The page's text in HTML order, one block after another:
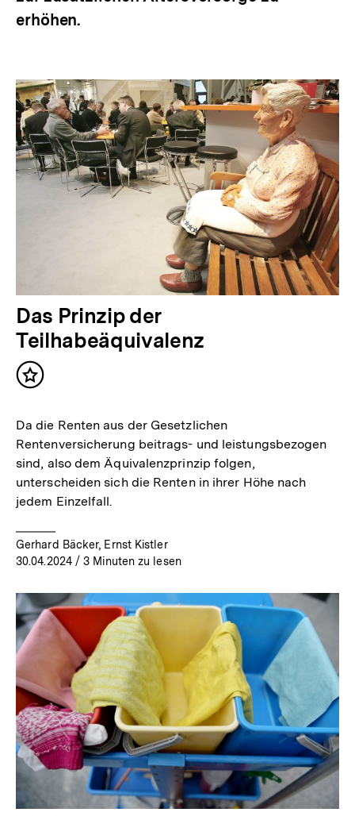
erhöhen.
Das Prinzip der
Teilhabeäquivalenz
Inhalt
Da die Renten aus der Gesetzlichen
Rentenversicherung beitrags- und leistungsbezogen
sind, also dem Äquivalenzprinzip folgen,
unterscheiden sich die Renten in ihrer Höhe nach
jedem Einzelfall.
Gerhard Bäcker, Ernst Kistler
30.04.2024/ 3 Minuten zu lesen